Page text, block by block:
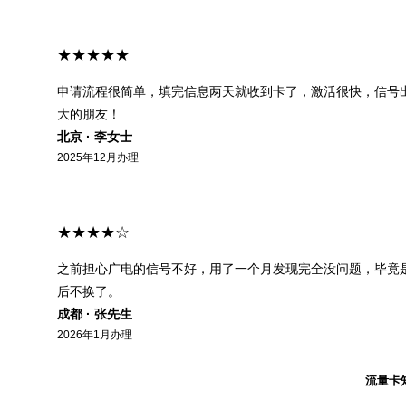
★★★★★
申请流程很简单，填完信息两天就收到卡了，激活很快，信
大的朋友！
北京 · 李女士
2025年12月办理
★★★★☆
之前担心广电的信号不好，用了一个月发现完全没问题，毕
后不换了。
成都 · 张先生
2026年1月办理
流量卡